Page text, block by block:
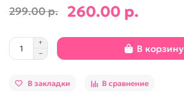
299.00 р. 260.00 р.
В корзину
В закладки В сравнение